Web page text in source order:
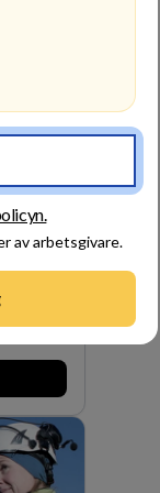
av arbetsgivare.
jobb
som